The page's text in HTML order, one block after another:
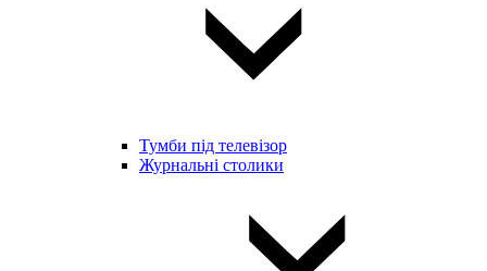
Тумби під телевізор
Журнальні столики